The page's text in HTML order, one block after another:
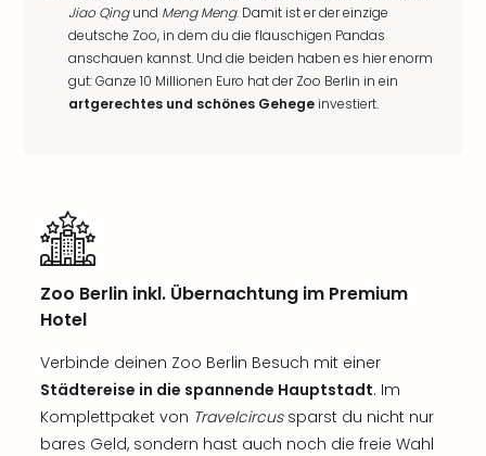
Jiao Qingund Meng Meng. Damit ist er der einzige
deutsche Zoo, in dem du die flauschigen Pandas
anschauen kannst. Und die beiden haben es hier enorm
gut: Ganze 10 Millionen Euro hat der Zoo Berlin in ein
artgerechtes und schönes Gehege investiert.
Zoo Berlin inkl. Übernachtung im Premium
Hotel
Verbinde deinen Zoo Berlin Besuch mit einer
Städtereise in die spannende Hauptstadt. Im
Komplettpaket von Travelcircussparst du nicht nur
bares Geld, sondern hast auch noch die freie Wahl